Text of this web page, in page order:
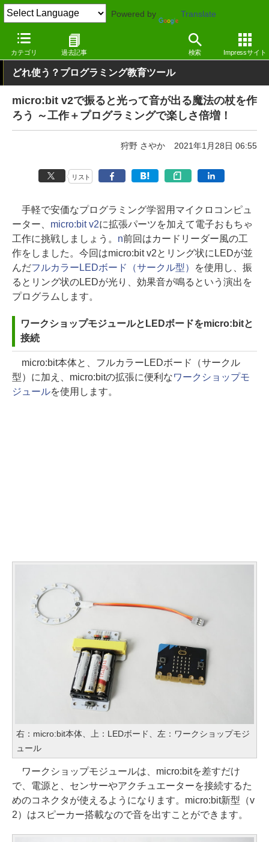
Powered by Translate
カテゴリ 過去記事 検索 Impressサイト
窓の杜 プログラミング Webサービス
どれ使う？プログラミング教育ツール
micro:bit v2で振ると光って音が出る魔法の杖を作
ろう ～工作＋プログラミングで楽しさ倍増！
狩野 さやか 2021年1月28日 06:55
リスト
手軽で安価なプログラミング学習用マイクロコンピュ
ーター、 micro:bit v2に拡張パーツを加えて電子おもちゃ
工作に挑戦しましょう。 n前回はカードリーダー風の工
作をしました。今回はmicro:bit v2とリング状にLEDが並
んだフルカラーLEDボード（サークル型）
を使用し、振
るとリング状のLEDが光り、効果音が鳴るという演出を
プログラムします。
ワークショップモジュールとLEDボードをmicro:bitと
接続
micro:bit本体と、フルカラーLEDボード（サークル
型）に加え、micro:bitの拡張に便利なワークショップモ
ジュールを使用します。
右：micro:bit本体、上：LEDボード、左：ワークショップモジ
ュール
ワークショップモジュールは、micro:bitを差すだけ
で、電源と、センサーやアクチュエーターを接続するた
めのコネクタが使えるようになります。micro:bit新型（v
2）はスピーカー搭載なので音を出すことができます。